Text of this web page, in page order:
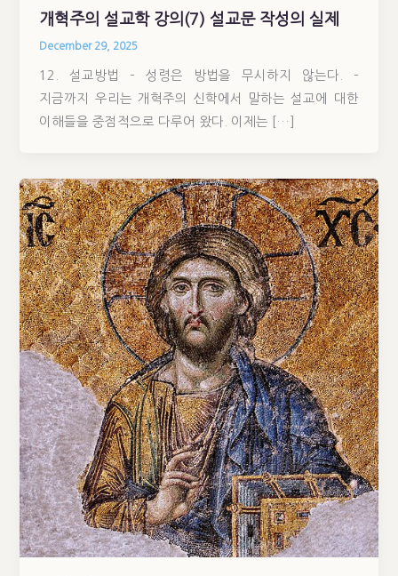
개혁주의 설교학 강의(7) 설교문 작성의 실제
December 29, 2025
12. 설교방법 – 성령은 방법을 무시하지 않는다. –
지금까지 우리는 개혁주의 신학에서 말하는 설교에 대한
이해들을 중점적으로 다루어 왔다. 이제는 […]